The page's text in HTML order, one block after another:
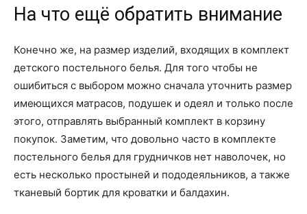
На что ещё обратить внимание
Конечно же, на размер изделий, входящих в комплект
детского постельного белья. Для того чтобы не
ошибиться с выбором можно сначала уточнить размер
имеющихся матрасов, подушек и одеял и только после
этого, отправлять выбранный комплект в корзину
покупок. Заметим, что довольно часто в комплекте
постельного белья для грудничков нет наволочек, но
есть несколько простыней и пододеяльников, а также
тканевый бортик для кроватки и балдахин.